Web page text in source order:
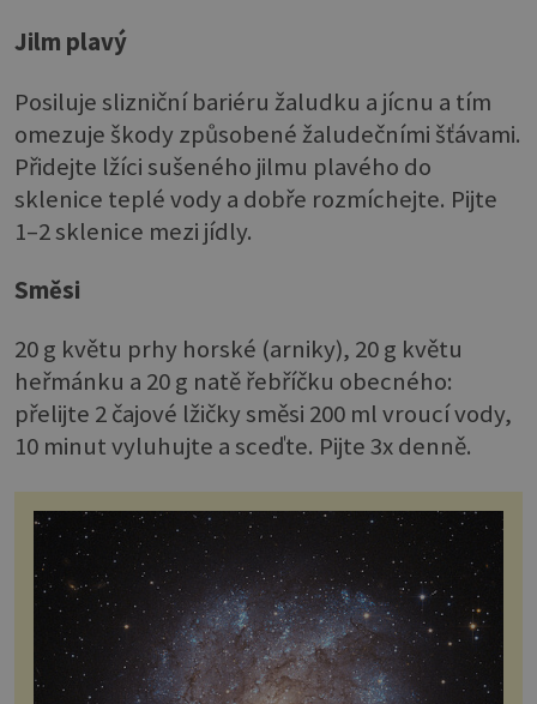
Jilm plavý
Posiluje slizniční bariéru žaludku a jícnu a tím
omezuje škody způsobené žaludečními šťávami.
Přidejte lžíci sušeného jilmu plavého do
sklenice teplé vody a dobře rozmíchejte. Pijte
1–2 sklenice mezi jídly.
Směsi
20 g květu prhy horské (arniky), 20 g květu
heřmánku a 20 g natě řebříčku obecného:
přelijte 2 čajové lžičky směsi 200 ml vroucí vody,
10 minut vyluhujte a sceďte. Pijte 3x denně.